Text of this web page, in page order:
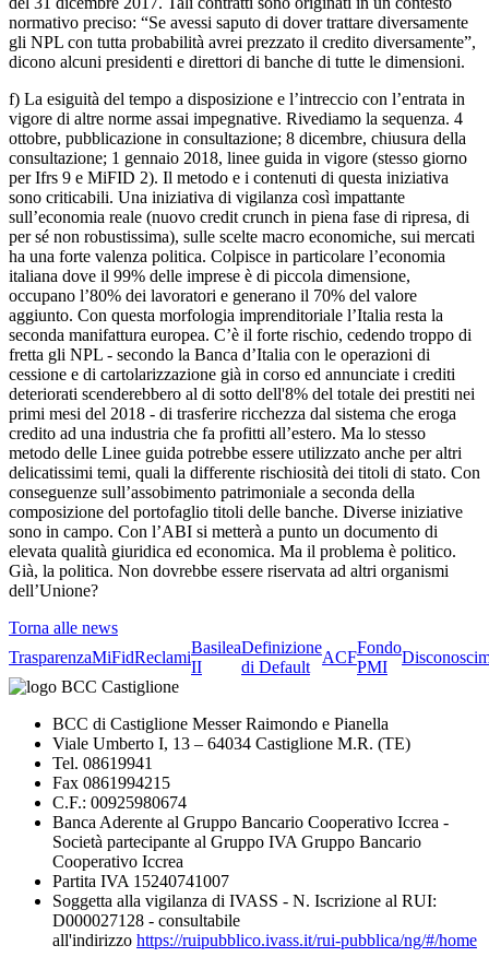
normativo preciso: “Se avessi saputo di dover trattare diversamente
gli NPL con tutta probabilità avrei prezzato il credito diversamente”,
dicono alcuni presidenti e direttori di banche di tutte le dimensioni.
f) La esiguità del tempo a disposizione e l’intreccio con l’entrata in
vigore di altre norme assai impegnative. Rivediamo la sequenza. 4
ottobre, pubblicazione in consultazione; 8 dicembre, chiusura della
consultazione; 1 gennaio 2018, linee guida in vigore (stesso giorno
per Ifrs 9 e MiFID 2). Il metodo e i contenuti di questa iniziativa
sono criticabili. Una iniziativa di vigilanza così impattante
sull’economia reale (nuovo credit crunch in piena fase di ripresa, di
per sé non robustissima), sulle scelte macro economiche, sui mercati
ha una forte valenza politica. Colpisce in particolare l’economia
italiana dove il 99% delle imprese è di piccola dimensione,
occupano l’80% dei lavoratori e generano il 70% del valore
aggiunto. Con questa morfologia imprenditoriale l’Italia resta la
seconda manifattura europea. C’è il forte rischio, cedendo troppo di
fretta gli NPL - secondo la Banca d’Italia con le operazioni di
cessione e di cartolarizzazione già in corso ed annunciate i crediti
deteriorati scenderebbero al di sotto dell'8% del totale dei prestiti nei
primi mesi del 2018 - di trasferire ricchezza dal sistema che eroga
credito ad una industria che fa profitti all’estero. Ma lo stesso
metodo delle Linee guida potrebbe essere utilizzato anche per altri
delicatissimi temi, quali la differente rischiosità dei titoli di stato. Con
conseguenze sull’assobimento patrimoniale a seconda della
composizione del portofaglio titoli delle banche. Diverse iniziative
sono in campo. Con l’ABI si metterà a punto un documento di
elevata qualità giuridica ed economica. Ma il problema è politico.
Già, la politica. Non dovrebbe essere riservata ad altri organismi
dell’Unione?
Torna alle news
TrasparenzaMiFidReclami
Basilea
II
Definizione
di Default
ACF
Fondo
PMI
BCC di Castiglione Messer Raimondo e Pianella
Viale Umberto I, 13 – 64034 Castiglione M.R. (TE)
Tel. 08619941
Fax 0861994215
C.F.: 00925980674
Banca Aderente al Gruppo Bancario Cooperativo Iccrea -
Società partecipante al Gruppo IVA Gruppo Bancario
Cooperativo Iccrea
Partita IVA 15240741007
Soggetta alla vigilanza di IVASS - N. Iscrizione al RUI:
D000027128 - consultabile
all'indirizzo https://ruipubblico.ivass.it/rui-pubblica/ng/#/home